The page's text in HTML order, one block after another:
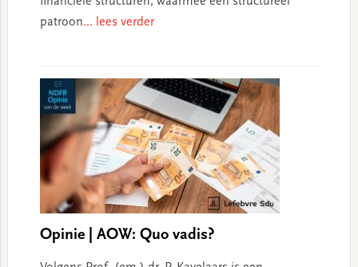
patroon... lees verder
Opinie | AOW: Quo vadis?